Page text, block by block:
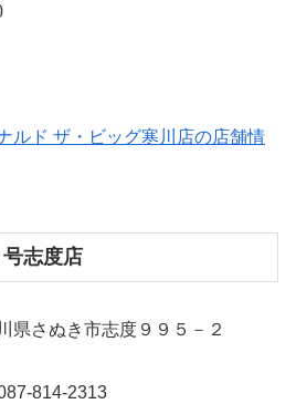
ルド ザ・ビッグ寒川店の店舗情
志度店
県さぬき市志度９９５－２
814-2313